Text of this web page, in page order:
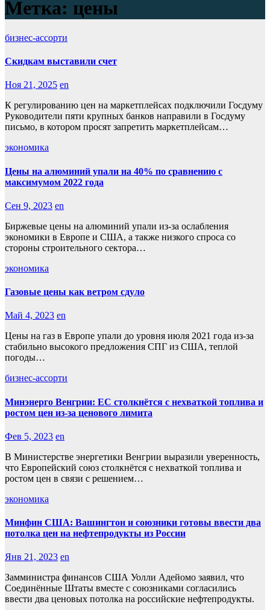
Метка: цены
бизнес-ассорти
Скидкам выставили счет
Ноя 21, 2025 en
К регулированию цен на маркетплейсах подключили Госдуму
Руководители пяти крупных банков направили в Госдуму
письмо, в котором просят запретить маркетплейсам…
экономика
Цены на алюминий упали на 40% по сравнению с
максимумом 2022 года
Сен 9, 2023 en
Биржевые цены на алюминий упали из-за ослабления
экономики в Европе и США, а также низкого спроса со
стороны строительного сектора…
экономика
Газовые цены как ветром сдуло
Май 4, 2023 en
Цены на газ в Европе упали до уровня июля 2021 года из-за
стабильно высокого предложения СПГ из США, теплой
погоды…
бизнес-ассорти
Минэнерго Венгрии: ЕС столкнётся с нехваткой топлива и
ростом цен из-за ценового лимита
Фев 5, 2023 en
В Министерстве энергетики Венгрии выразили уверенность,
что Европейский союз столкнётся с нехваткой топлива и
ростом цен в связи с решением…
экономика
Минфин США: Вашингтон и союзники готовы ввести два
потолка цен на нефтепродукты из России
Янв 21, 2023 en
Замминистра финансов США Уолли Адейомо заявил, что
Соединённые Штаты вместе с союзниками согласились
ввести два ценовых потолка на российские нефтепродукты.